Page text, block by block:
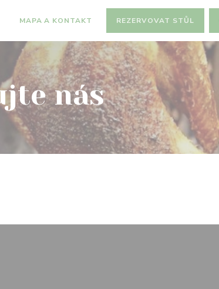
MAPA A KONTAKT REZERVOVAT STŮL
nás